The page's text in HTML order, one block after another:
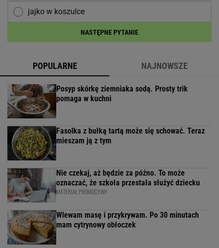
jajko w koszulce
NASTĘPNE PYTANIE
POPULARNE NAJNOWSZE
Posyp skórkę ziemniaka sodą. Prosty trik
pomaga w kuchni
Fasolka z bułką tartą może się schować. Teraz
mieszam ją z tym
Nie czekaj, aż będzie za późno. To może
oznaczać, że szkoła przestała służyć dziecku
MATERIAŁ PROMOCYJNY
Wlewam masę i przykrywam. Po 30 minutach
mam cytrynowy obłoczek